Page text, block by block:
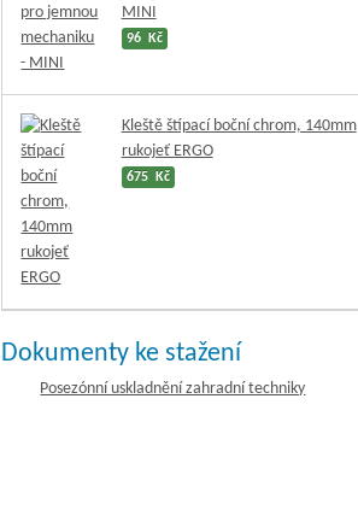
MINI
96 Kč
Kleště štípací boční chrom, 140mm
rukojeť ERGO
675 Kč
Dokumenty ke stažení
Posezónní uskladnění zahradní techniky